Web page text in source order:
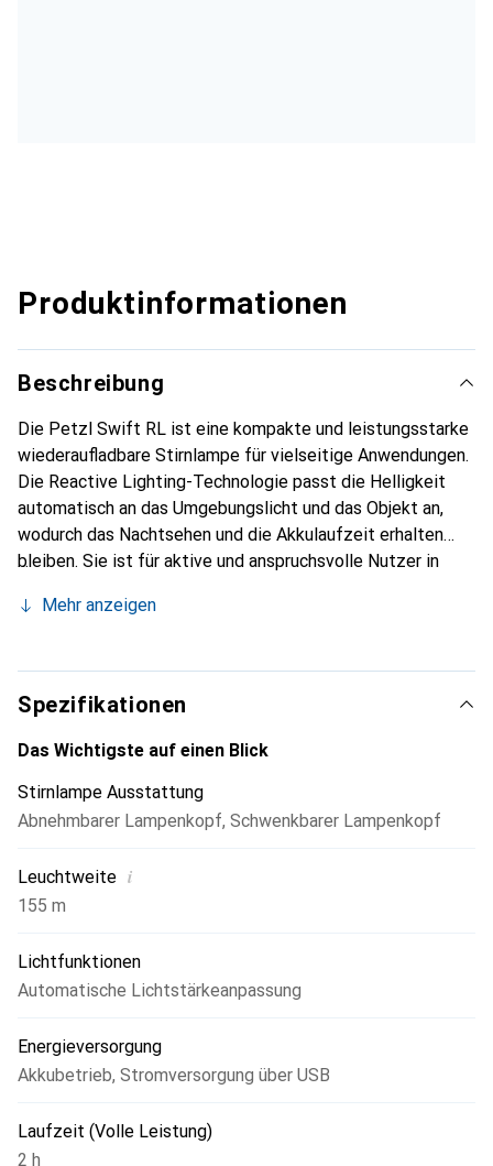
Produktinformationen
Beschreibung
Die Petzl Swift RL ist eine kompakte und leistungsstarke
wiederaufladbare Stirnlampe für vielseitige Anwendungen.
Die Reactive Lighting-Technologie passt die Helligkeit
automatisch an das Umgebungslicht und das Objekt an,
wodurch das Nachtsehen und die Akkulaufzeit erhalten
bleiben. Sie ist für aktive und anspruchsvolle Nutzer in
Mehr anzeigen
Spezifikationen
Das Wichtigste auf einen Blick
Stirnlampe Ausstattung
Abnehmbarer Lampenkopf, Schwenkbarer Lampenkopf
Leuchtweite i
155 m
Lichtfunktionen
Automatische Lichtstärkeanpassung
Energieversorgung
Akkubetrieb, Stromversorgung über USB
Laufzeit (Volle Leistung)
2 h